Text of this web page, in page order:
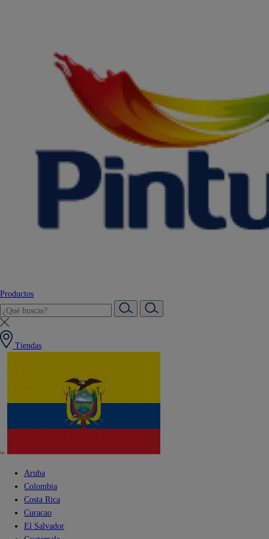
Productos
Tiendas
Aruba
Colombia
Costa Rica
Curacao
El Salvador